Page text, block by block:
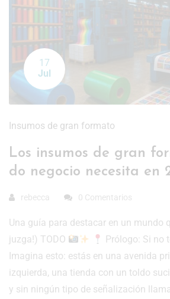
17
Jul
Insumos de gran formato
Los insumos de gran
do negocio necesita en
rebecca 0 Comentarios
Una guía para destacar en un mundo
juzga!) TODO
Prólogo: Si no
Imagina esto: estás en una avenida
izquierda, una tienda con un toldo
y sin ningún tipo de señalización